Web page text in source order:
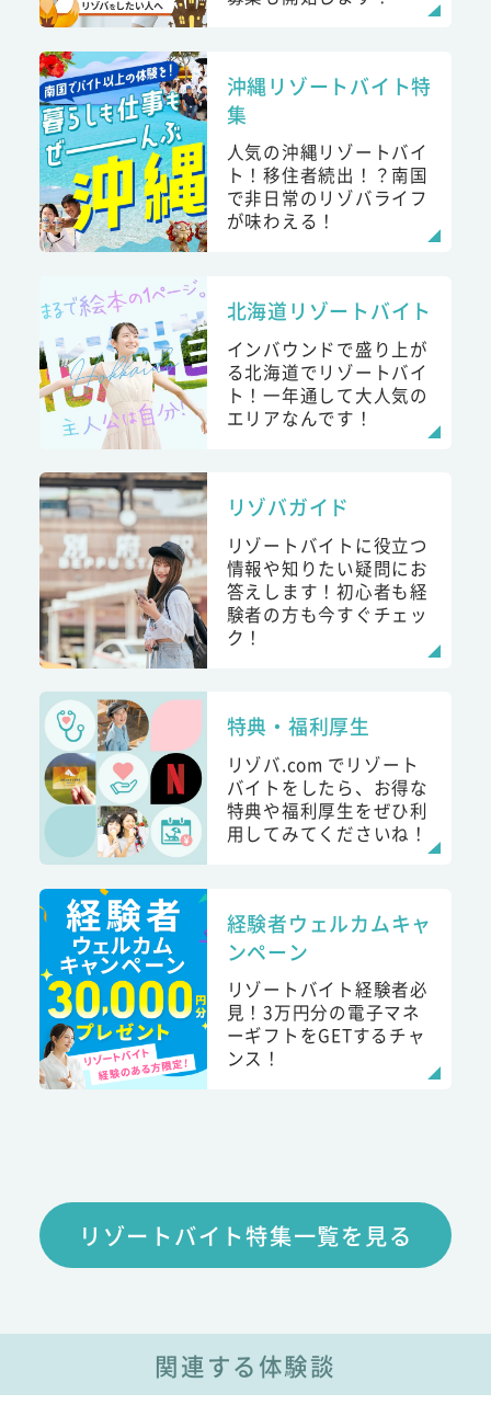
沖縄リゾートバイト特
集
人気の沖縄リゾートバイ
ト！移住者続出！？南国
で非日常のリゾバライフ
が味わえる！
北海道リゾートバイト
インバウンドで盛り上が
る北海道でリゾートバイ
ト！一年通して大人気の
エリアなんです！
リゾバガイド
リゾートバイトに役立つ
情報や知りたい疑問にお
答えします！初心者も経
験者の方も今すぐチェッ
ク！
特典・福利厚生
リゾバ.com でリゾート
バイトをしたら、お得な
特典や福利厚生をぜひ利
用してみてくださいね！
経験者ウェルカムキャ
ンペーン
リゾートバイト経験者必
見！3万円分の電子マネ
ーギフトをGETするチャ
ンス！
リゾートバイト特集一覧を見る
関連する体験談